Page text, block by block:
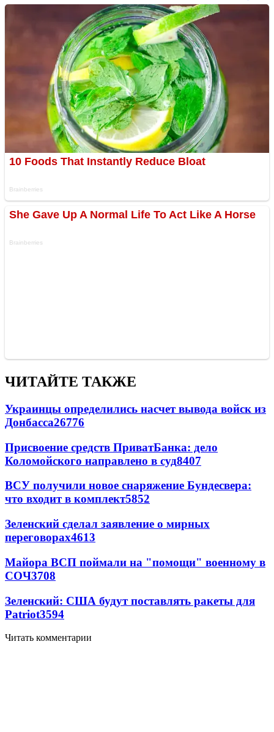
ЧИТАЙТЕ ТАКЖЕ
Украинцы определились насчет вывода войск из
Донбасса26776
Присвоение средств ПриватБанка: дело
Коломойского направлено в суд8407
ВСУ получили новое снаряжение Бундесвера:
что входит в комплект5852
Зеленский сделал заявление о мирных
переговорах4613
Майора ВСП поймали на "помощи" военному в
СОЧ3708
Зеленский: США будут поставлять ракеты для
Patriot3594
Читать комментарии